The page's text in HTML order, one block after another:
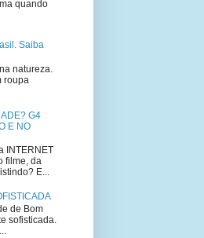
quando
Saiba
natureza.
roupa
G4
E NO
INTERNET
filme, da
E...
de Bom
sofisticada.